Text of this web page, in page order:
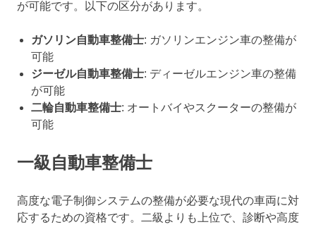
が可能です。以下の区分があります。
ガソリン自動車整備士: ガソリンエンジン車の整備が
可能
ジーゼル自動車整備士: ディーゼルエンジン車の整備
が可能
二輪自動車整備士: オートバイやスクーターの整備が
可能
一級自動車整備士
高度な電子制御システムの整備が必要な現代の車両に対
応するための資格です。二級よりも上位で、診断や高度